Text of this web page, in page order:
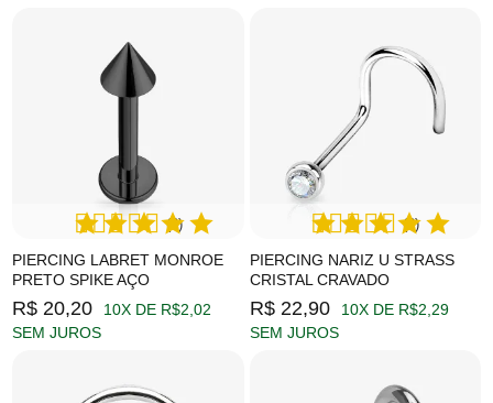
PIERCING LABRET MONROE
PRETO SPIKE AÇO
(2)
R$ 20,20
10X DE R$2,02
SEM JUROS
PIERCING NARIZ U STRASS
CRISTAL CRAVADO
(3)
R$ 22,90
10X DE R$2,29
SEM JUROS